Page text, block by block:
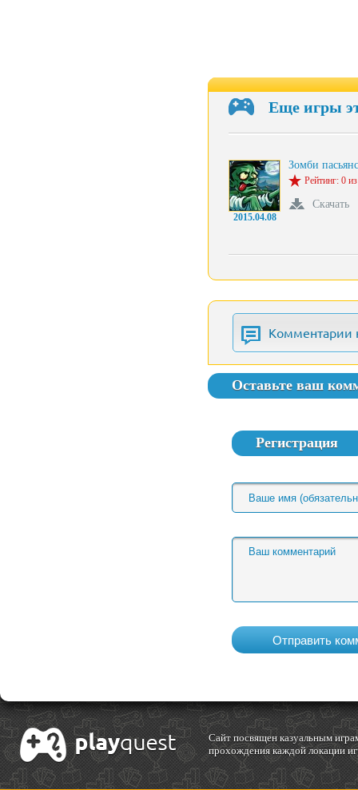
Еще игры
2015.04.08
Зомби пасьянс
Рейтинг: 0
Скачать
Комментарии
Оставьте ваш
Регистрация
Cайт посвящен казуальным
прохождения каждой локации